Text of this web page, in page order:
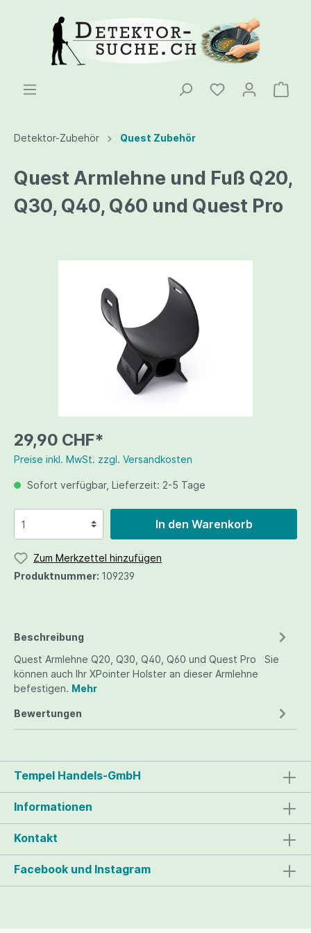
Detektor-Zubehör Quest Zubehör
Quest Armlehne und Fuß Q20,
Q30, Q40, Q60 und Quest Pro
29,90 CHF*
Preise inkl. MwSt. zzgl. Versandkosten
Sofort verfügbar, Lieferzeit: 2-5 Tage
In den Warenkorb
Zum Merkzettel hinzufügen
Produktnummer: 109239
Beschreibung
Quest Armlehne Q20, Q30, Q40, Q60 und Quest Pro Sie
können auch Ihr XPointer Holster an dieser Armlehne
befestigen. Mehr
Bewertungen
Tempel Handels-GmbH
Informationen
Kontakt
Facebook und Instagram